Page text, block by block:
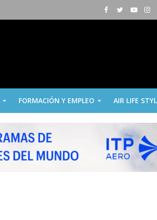
FORMACIÓN Y EMPLEO AIR LIFE